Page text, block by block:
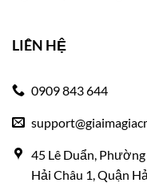
LIÊN HỆ
0909 843 644
45 Lê Duẩn, Phường
Hải Châu 1, Quận